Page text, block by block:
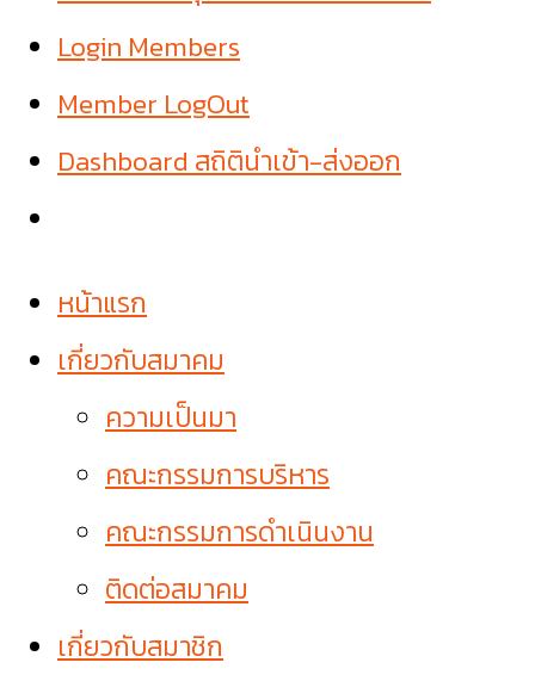
Login Members
Member LogOut
Dashboard สถิตินำเข้า-ส่งออก
หน้าแรก
เกี่ยวกับสมาคม
ความเป็นมา
คณะกรรมการบริหาร
คณะกรรมการดำเนินงาน
ติดต่อสมาคม
เกี่ยวกับสมาชิก